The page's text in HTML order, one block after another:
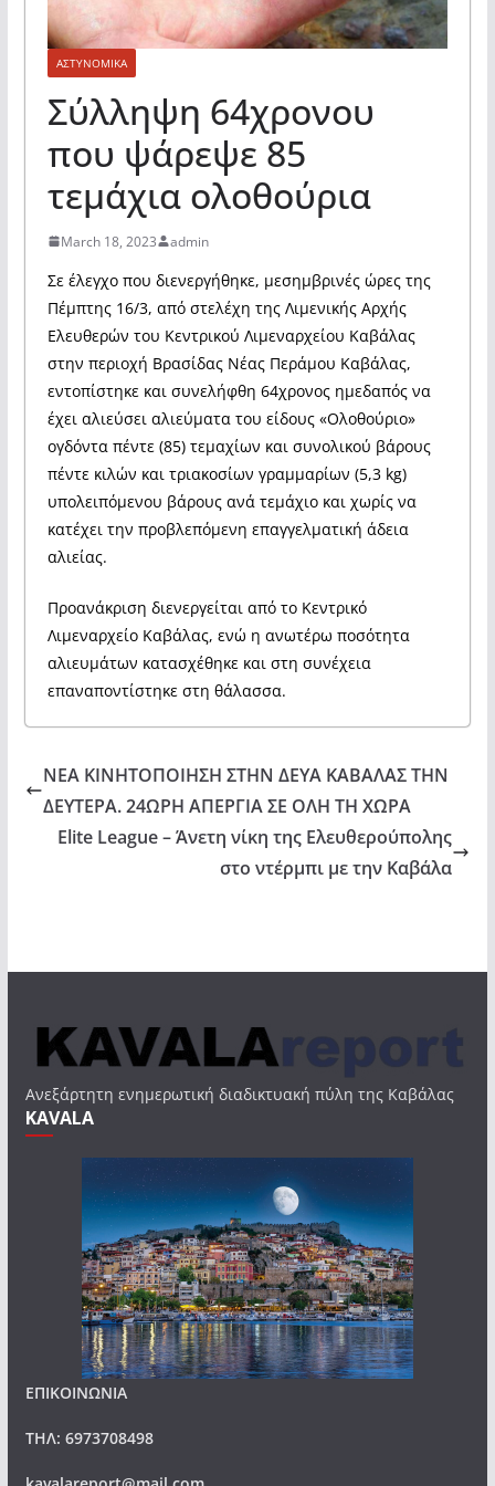
ΑΣΤΥΝΟΜΙΚΑ
Σύλληψη 64χρονου
που ψάρεψε 85
τεμάχια ολοθούρια
March 18, 2023 admin
Σε έλεγχο που διενεργήθηκε, μεσημβρινές ώρες της
Πέμπτης 16/3, από στελέχη της Λιμενικής Αρχής
Ελευθερών του Κεντρικού Λιμεναρχείου Καβάλας
στην περιοχή Βρασίδας Νέας Περάμου Καβάλας,
εντοπίστηκε και συνελήφθη 64χρονος ημεδαπός να
έχει αλιεύσει αλιεύματα του είδους «Ολοθούριο»
ογδόντα πέντε (85) τεμαχίων και συνολικού βάρους
πέντε κιλών και τριακοσίων γραμμαρίων (5,3 kg)
υπολειπόμενου βάρους ανά τεμάχιο και χωρίς να
κατέχει την προβλεπόμενη επαγγελματική άδεια
αλιείας.
Προανάκριση διενεργείται από το Κεντρικό
Λιμεναρχείο Καβάλας, ενώ η ανωτέρω ποσότητα
αλιευμάτων κατασχέθηκε και στη συνέχεια
επαναποντίστηκε στη θάλασσα.
ΝΕΑ ΚΙΝΗΤΟΠΟΙΗΣΗ ΣΤΗΝ ΔΕΥΑ ΚΑΒΑΛΑΣ ΤΗΝ
ΔΕΥΤΕΡΑ. 24ΩΡΗ ΑΠΕΡΓΙΑ ΣΕ ΟΛΗ ΤΗ ΧΩΡΑ
Elite League – Άνετη νίκη της Ελευθερούπολης
στο ντέρμπι με την Καβάλα
Ανεξάρτητη ενημερωτική διαδικτυακή πύλη της Καβάλας
KAVALA
ΕΠΙΚΟΙΝΩΝΙΑ
ΤΗΛ: 6973708498